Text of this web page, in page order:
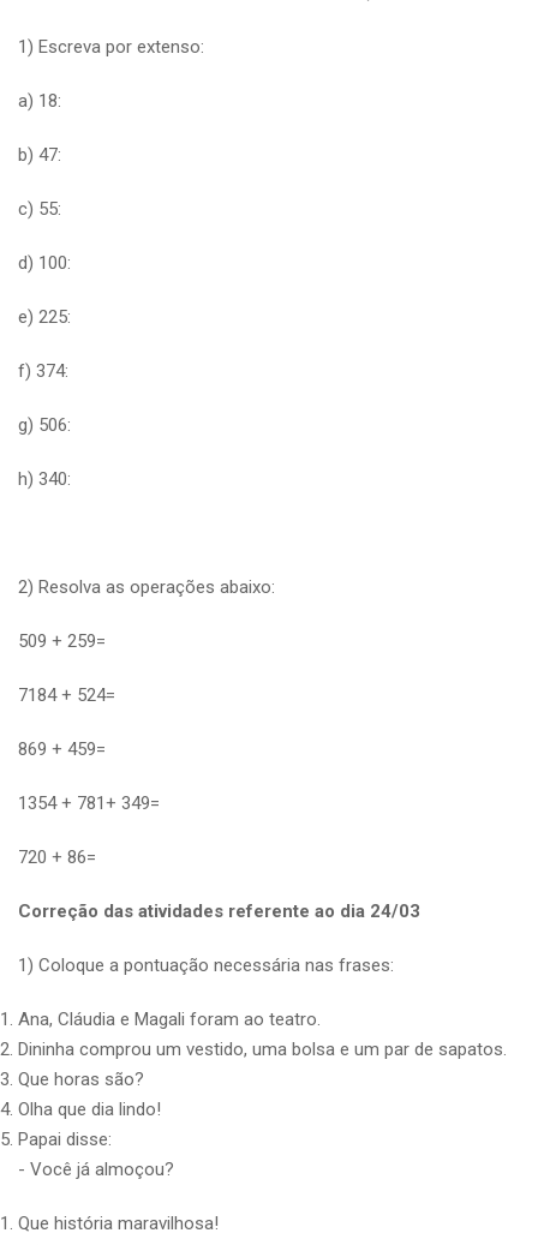
1) Escreva por extenso:
a) 18:
b) 47:
c) 55:
d) 100:
e) 225:
f) 374:
g) 506:
h) 340:
2) Resolva as operações abaixo:
509 + 259=
7184 + 524=
869 + 459=
1354 + 781+ 349=
720 + 86=
Correção das atividades referente ao dia 24/03
1) Coloque a pontuação necessária nas frases:
Ana, Cláudia e Magali foram ao teatro.
Dininha comprou um vestido, uma bolsa e um par de sapatos.
Que horas são?
Olha que dia lindo!
Papai disse:
-­ Você já almoçou?
Que história maravilhosa!